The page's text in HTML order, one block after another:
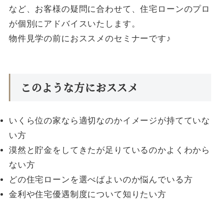
など、お客様の疑問に合わせて、住宅ローンのプロ
が個別にアドバイスいたします。
物件見学の前におススメのセミナーです♪
このような方におススメ
いくら位の家なら適切なのかイメージが持てていな
い方
漠然と貯金をしてきたが足りているのかよくわから
ない方
どの住宅ローンを選べばよいのか悩んでいる方
金利や住宅優遇制度について知りたい方